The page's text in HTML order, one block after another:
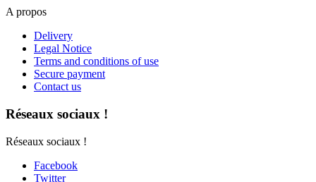
A propos
Delivery
Legal Notice
Terms and conditions of use
Secure payment
Contact us
Réseaux sociaux !
Réseaux sociaux !
Facebook
Twitter